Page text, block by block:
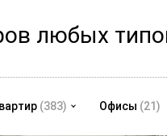
любых
(383) Офисы (21)